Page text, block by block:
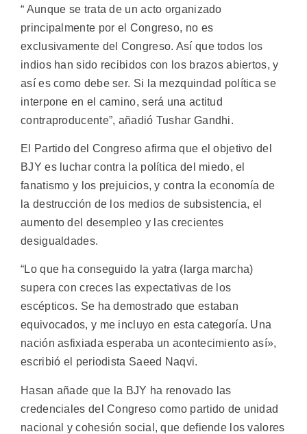
“ Aunque se trata de un acto organizado
principalmente por el Congreso, no es
exclusivamente del Congreso. Así que todos los
indios han sido recibidos con los brazos abiertos, y
así es como debe ser. Si la mezquindad política se
interpone en el camino, será una actitud
contraproducente”, añadió Tushar Gandhi.
El Partido del Congreso afirma que el objetivo del
BJY es luchar contra la política del miedo, el
fanatismo y los prejuicios, y contra la economía de
la destrucción de los medios de subsistencia, el
aumento del desempleo y las crecientes
desigualdades.
“Lo que ha conseguido la yatra (larga marcha)
supera con creces las expectativas de los
escépticos. Se ha demostrado que estaban
equivocados, y me incluyo en esta categoría. Una
nación asfixiada esperaba un acontecimiento así»,
escribió el periodista Saeed Naqvi.
Hasan añade que la BJY ha renovado las
credenciales del Congreso como partido de unidad
nacional y cohesión social, que defiende los valores